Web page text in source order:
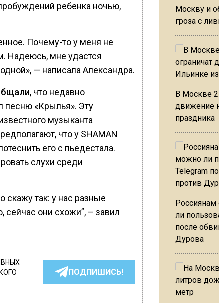
ребенка ночью,
Почему-то у меня не
Надеюсь, мне удастся
— написала Александра.
, что недавно
песню «Крылья». Эту
музыканта
что у SHAMAN
его с пьедестала.
слухи среди
скажу так: у нас разные
сейчас они схожи”, – завил
ПОДПИШИСЬ!
Москву и
гроза с
В Москве 2
движение
праздника
ли
после
Дурова